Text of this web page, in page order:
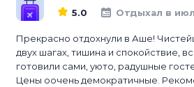
5.0 Отдыхал в
Прекрасно отдохнули в Аше!
двух шагах, тишина и спокойствие,
готовили сами, уюто, радушные
Цены оочень демократичные.